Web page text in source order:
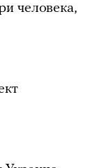
человека,